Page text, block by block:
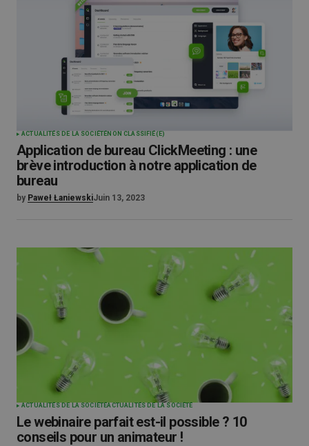
ACTUALITÉS DE LA SOCIÉTÉ NON CLASSIFIÉ(E)
Application de bureau ClickMeeting : une
brève introduction à notre application de
bureau
by Paweł ŁaniewskiJuin 13, 2023
ACTUALITÉS DE LA SOCIÉTÉACTUALITÉS DE LA SOCIÉTÉ
Le webinaire parfait est-il possible ? 10
conseils pour un animateur !